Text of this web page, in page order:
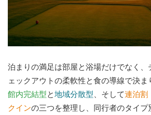
泊まりの満足は部屋と浴場だけでなく、
ェックアウトの柔軟性と食の導線で決ま
館内完結型と地域分散型 、そして連泊割
クインの三つを整理し、同行者のタイプ